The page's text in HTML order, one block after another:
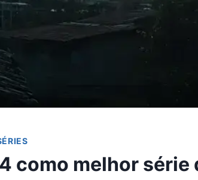
como melhor série